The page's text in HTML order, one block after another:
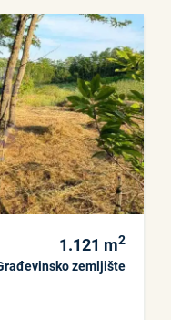
1.121 m2
zemljište